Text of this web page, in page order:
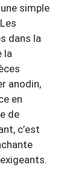
simple
dans la
la
anodin,
en
de
c’est